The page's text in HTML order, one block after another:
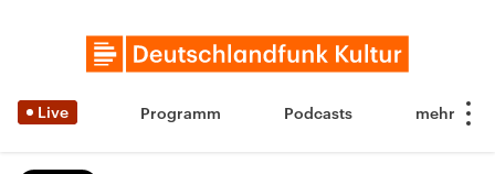
Live Programm Podcasts